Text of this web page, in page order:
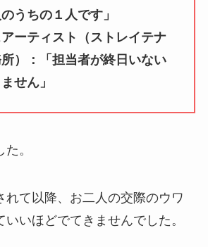
うちの１人です」
ーティスト（ストレイテナ
）：「担当者が終日いない
せん」
。
れて以降、お二人の交際のウワ
いほどでてきませんでした。